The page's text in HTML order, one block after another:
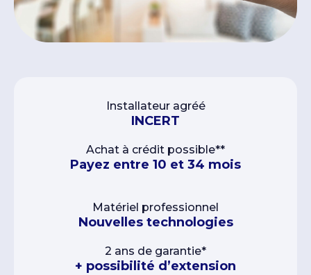
Installateur agréé
INCERT
Achat à crédit possible**
Payez entre 10 et 34 mois
Matériel professionnel
Nouvelles technologies
2 ans de garantie*
+ possibilité d’extension